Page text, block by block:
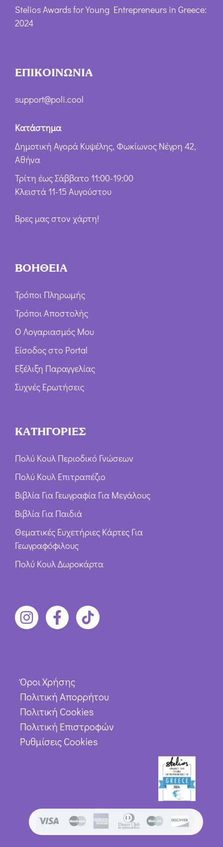
Stelios Awards for Young Entrepreneurs in Greece:
2024
ΕΠΙΚΟΙΝΩΝΙΑ
support@poli.cool
Κατάστημα
Δημοτική Αγορά Κυψέλης, Φωκίωνος Νέγρη 42,
Αθήνα
Τρίτη έως Σάββατο 11:00-19:00
Κλειστά 11-15 Αυγούστου
Βρες μας στον χάρτη!
ΒΟΗΘΕΙΑ
Τρόποι Πληρωμής
Τρόποι Αποστολής
Ο Λογαριασμός Μου
Είσοδος στο Portal
Εξέλιξη Παραγγελίας
Συχνές Ερωτήσεις
ΚΑΤΗΓΟΡΙΕΣ
Πολύ Κουλ Περιοδικό Γνώσεων
Πολύ Κουλ Επιτραπέζιο
Βιβλία Για Γεωγραφία Για Μεγάλους
Βιβλία Για Παιδιά
Θεματικές Ευχετήριες Κάρτες Για
Γεωγραφόφιλους
Πολύ Κουλ Δωροκάρτα
Όροι Χρήσης
Πολιτική Απορρήτου
Πολιτική Cookies
Πολιτική Επιστροφών
Ρυθμίσεις Cookies